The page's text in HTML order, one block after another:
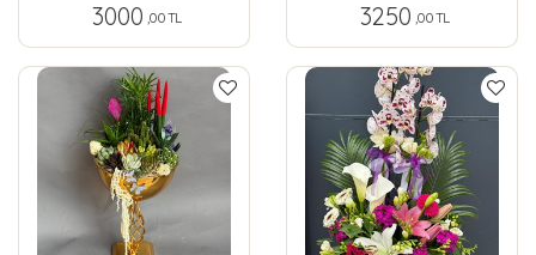
3000 ,00 TL 3250 ,00 TL